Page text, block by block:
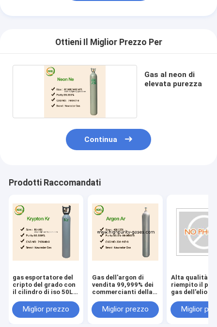
Ottieni Il Miglior Prezzo Per
Gas al neon di
elevata purezza
Continua
Prodotti Raccomandati
gas esportatore del
cripto del grado con
il cilindro di iso 50L
Miglior prezzo
Gas dell'argon di
vendita 99,999% dei
commercianti della
prezzoMiglior prezzo
Alta qualità ha
riempito il
gas dell'elio
Miglior